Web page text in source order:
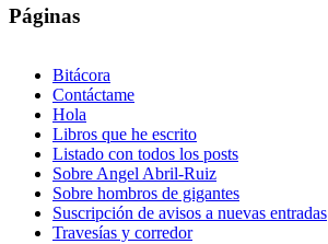
Páginas
Bitácora
Contáctame
Hola
Libros que he escrito
Listado con todos los posts
Sobre Angel Abril-Ruiz
Sobre hombros de gigantes
Suscripción de avisos a nuevas entradas
Travesías y corredor